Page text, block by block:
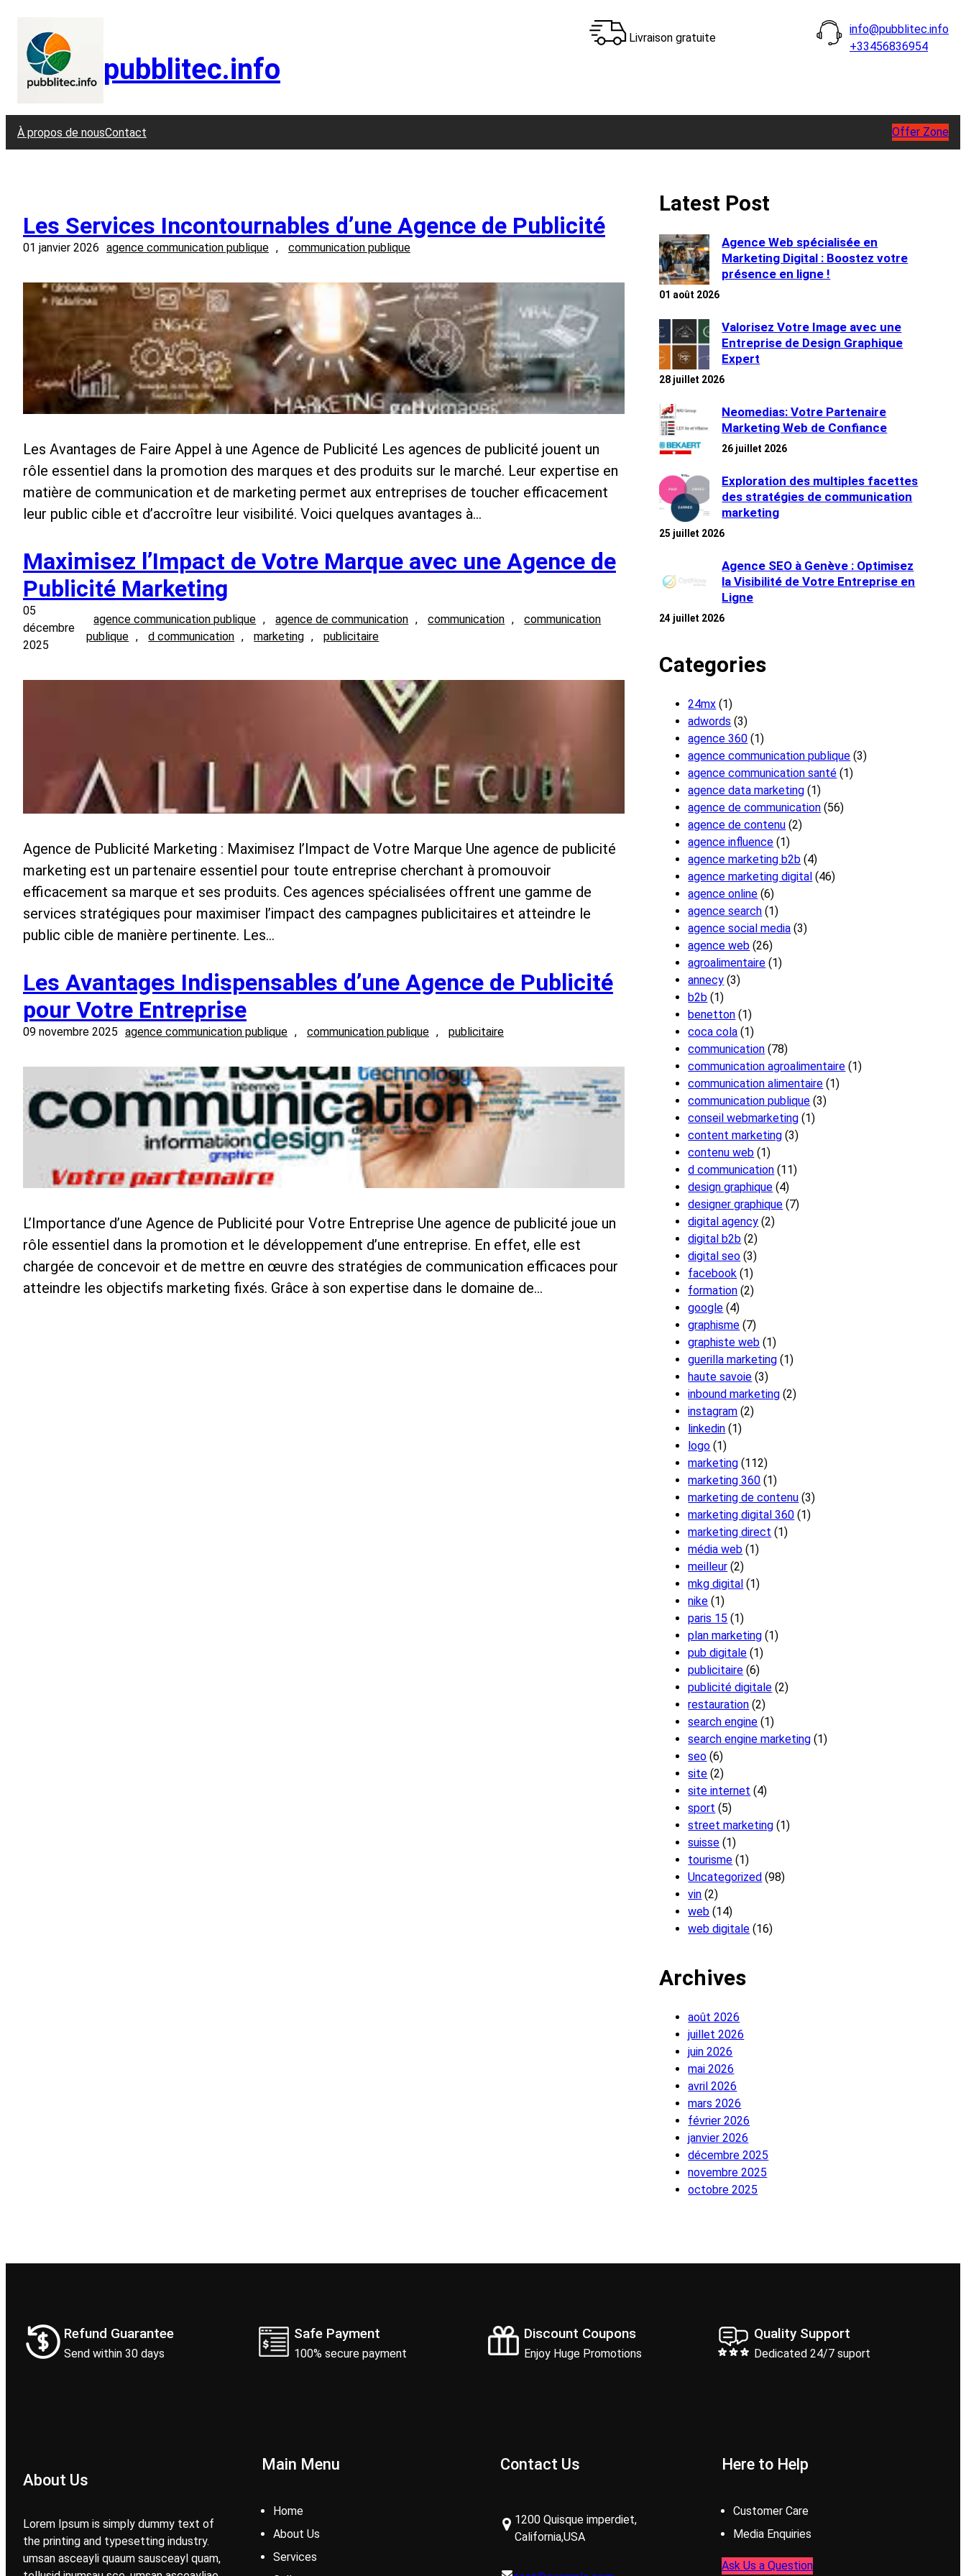
contenu
pubblitec.info
Livraison gratuite
info@pubblitec.info
+33456836954
À propos de nousContact Offer Zone
Les Services Incontournables d’une Agence de Publicité
01 janvier 2026 agence communication publique , communication publique
Les Avantages de Faire Appel à une Agence de Publicité Les agences de publicité jouent un
rôle essentiel dans la promotion des marques et des produits sur le marché. Leur expertise en
matière de communication et de marketing permet aux entreprises de toucher efficacement
leur public cible et d’accroître leur visibilité. Voici quelques avantages à…
Maximisez l’Impact de Votre Marque avec une Agence de
Publicité Marketing
05
décembre
2025
agence communication publique , agence de communication , communication ,
communication
publique , d communication , marketing , publicitaire
Agence de Publicité Marketing : Maximisez l’Impact de Votre Marque Une agence de publicité
marketing est un partenaire essentiel pour toute entreprise cherchant à promouvoir
efficacement sa marque et ses produits. Ces agences spécialisées offrent une gamme de
services stratégiques pour maximiser l’impact des campagnes publicitaires et atteindre le
public cible de manière pertinente. Les…
Les Avantages Indispensables d’une Agence de Publicité
pour Votre Entreprise
09 novembre 2025 agence communication publique , communication publique , publicitaire
L’Importance d’une Agence de Publicité pour Votre Entreprise Une agence de publicité joue un
rôle essentiel dans la promotion et le développement d’une entreprise. En effet, elle est
chargée de concevoir et de mettre en œuvre des stratégies de communication efficaces pour
atteindre les objectifs marketing fixés. Grâce à son expertise dans le domaine de…
Latest Post
Agence Web spécialisée en
Marketing Digital : Boostez votre
présence en ligne !
01 août 2026
Valorisez Votre Image avec une
Entreprise de Design Graphique
Expert
28 juillet 2026
Neomedias: Votre Partenaire
Marketing Web de Confiance
26 juillet 2026
Exploration des multiples facettes
des stratégies de communication
marketing
25 juillet 2026
Agence SEO à Genève : Optimisez
la Visibilité de Votre Entreprise en
Ligne
24 juillet 2026
Categories
24mx (1)
adwords (3)
agence 360 (1)
agence communication publique (3)
agence communication santé (1)
agence data marketing (1)
agence de communication (56)
agence de contenu (2)
agence influence (1)
agence marketing b2b (4)
agence marketing digital (46)
agence online (6)
agence search (1)
agence social media (3)
agence web (26)
agroalimentaire (1)
annecy (3)
b2b (1)
benetton (1)
coca cola (1)
communication (78)
communication agroalimentaire (1)
communication alimentaire (1)
communication publique (3)
conseil webmarketing (1)
content marketing (3)
contenu web (1)
d communication (11)
design graphique (4)
designer graphique (7)
digital agency (2)
digital b2b (2)
digital seo (3)
facebook (1)
formation (2)
google (4)
graphisme (7)
graphiste web (1)
guerilla marketing (1)
haute savoie (3)
inbound marketing (2)
instagram (2)
linkedin (1)
logo (1)
marketing (112)
marketing 360 (1)
marketing de contenu (3)
marketing digital 360 (1)
marketing direct (1)
média web (1)
meilleur (2)
mkg digital (1)
nike (1)
paris 15 (1)
plan marketing (1)
pub digitale (1)
publicitaire (6)
publicité digitale (2)
restauration (2)
search engine (1)
search engine marketing (1)
seo (6)
site (2)
site internet (4)
sport (5)
street marketing (1)
suisse (1)
tourisme (1)
Uncategorized (98)
vin (2)
web (14)
web digitale (16)
Archives
août 2026
juillet 2026
juin 2026
mai 2026
avril 2026
mars 2026
février 2026
janvier 2026
décembre 2025
novembre 2025
octobre 2025
Refund Guarantee
Send within 30 days
Safe Payment
100% secure payment
Discount Coupons
Enjoy Huge Promotions
Quality Support
Dedicated 24/7 suport
About Us
Lorem Ipsum is simply dummy text of
the printing and typesetting industry.
umsan asceayli quaum sausceayl quam,
Main Menu
Home
About Us
Services
Contact Us
1200 Quisque imperdiet,
California,USA
Here to Help
Customer Care
Media Enquiries
Ask Us a Question